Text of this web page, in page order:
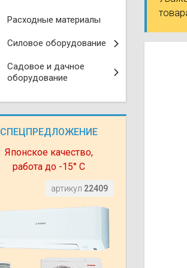
Расходные материалы
Силовое оборудование
Садовое и дачное
оборудование
СПЕЦПРЕДЛОЖЕНИЕ
Японское качество,
работа до -15° С
артикул 22409
Моноблоки
VRF
Компрессорно-
Чиллеры
Водяные
Сушилки для рук
Газонокосилки
Газонокосилки
Подметально-
Измельчители